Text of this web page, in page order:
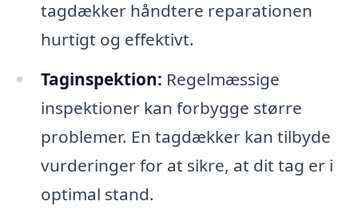
tagdækker håndtere reparationen
hurtigt og effektivt.
Taginspektion: Regelmæssige
inspektioner kan forbygge større
problemer. En tagdækker kan tilbyde
vurderinger for at sikre, at dit tag er i
optimal stand.